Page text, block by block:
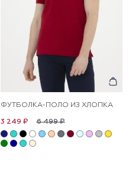
ФУТБОЛКА-ПОЛО ИЗ ХЛОПКА
6 499 ₽
3 249 ₽